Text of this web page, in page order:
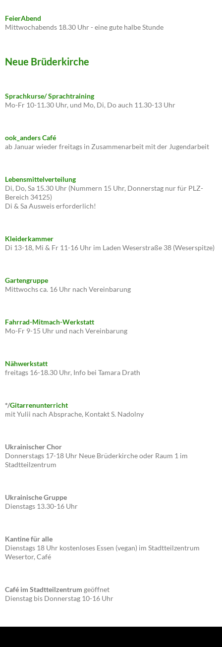
FeierAbend
Mittwochabends 18.30 Uhr - eine gute halbe Stunde
Neue Brüderkirche
Sprachkurse/ Sprachtraining
Mo-Fr 10-11.30 Uhr, und Mo, Di, Do auch 11.30-13 Uhr
ook_anders Café
ab Januar wieder freitags in Zusammenarbeit mit der Jugendarbeit
Lebensmittelverteilung
Di, Do, Sa 15.30 Uhr (Nummern 15 Uhr, Donnerstag nur für PLZ-
Bereich 34125)
Di & Sa Ausweis erforderlich!
Kleiderkammer
Di 13-18, Mi & Fr 11-16 Uhr im Laden Weserstraße 38 (Weserspitze)
Gartengruppe
Mittwochs ca. 16 Uhr nach Vereinbarung
Fahrrad-Mitmach-Werkstatt
Mo-Fr 9-15 Uhr und nach Vereinbarung
Nähwerkstatt
freitags 16-18.30 Uhr, Info bei Tamara Drath
*/Gitarrenunterricht
mit Yulii nach Absprache, Kontakt S. Nadolny
Ukrainischer Chor
Donnerstags 17-18 Uhr Neue Brüderkirche oder Raum 1 im
Stadtteilzentrum
Ukrainische Gruppe
Dienstags 13.30-16 Uhr
Kantine für alle
Dienstags 18 Uhr kostenloses Essen (vegan) im Stadtteilzentrum
Wesertor, Café
Café im Stadtteilzentrum geöffnet
Dienstag bis Donnerstag 10-16 Uhr